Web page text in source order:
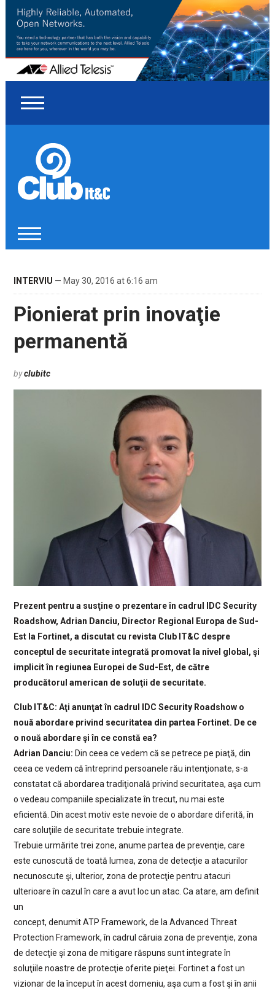
INTERVIU — May 30, 2016 at 6:16 am
Pionierat prin inovaţie
permanentă
byclubitc
Prezent pentru a susţine o prezentare în cadrul IDC Security
Roadshow, Adrian Danciu, Director Regional Europa de Sud-
Est la Fortinet, a discutat cu revista Club IT&C despre
conceptul de securitate integrată promovat la nivel global, şi
implicit în regiunea Europei de Sud-Est, de către
producătorul american de soluţii de securitate.
Club IT&C: Aţi anunţat în cadrul IDC Security Roadshow o
nouă abordare privind securitatea din partea Fortinet. De ce
o nouă abordare şi în ce constă ea?
Adrian Danciu: Din ceea ce vedem că se petrece pe piaţă, din
ceea ce vedem că întreprind persoanele rău intenţionate, s-a
constatat că abordarea tradiţională privind securitatea, aşa cum
o vedeau companiile specializate în trecut, nu mai este
eficientă. Din acest motiv este nevoie de o abordare diferită, în
care soluţiile de securitate trebuie integrate.
Trebuie urmărite trei zone, anume partea de prevenţie, care
este cunoscută de toată lumea, zona de detecţie a atacurilor
necunoscute şi, ulterior, zona de protecţie pentru atacuri
ulterioare în cazul în care a avut loc un atac. Ca atare, am definit
un
concept, denumit ATP Framework, de la Advanced Threat
Protection Framework, în cadrul căruia zona de prevenţie, zona
de detecţie şi zona de mitigare răspuns sunt integrate în
soluţiile noastre de protecţie oferite pieţei. Fortinet a fost un
vizionar de la început în acest domeniu, aşa cum a fost şi în anii